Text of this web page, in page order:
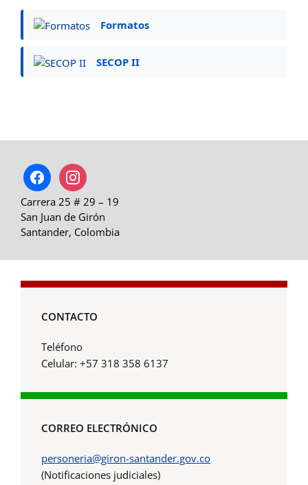
Formatos
SECOP II
facebookinstagram
Carrera 25 # 29 – 19
San Juan de Girón
Santander, Colombia
CONTACTO
Teléfono
Celular: +57 318 358 6137
CORREO ELECTRÓNICO
personeria@giron-santander.gov.co
(Notificaciones judiciales)